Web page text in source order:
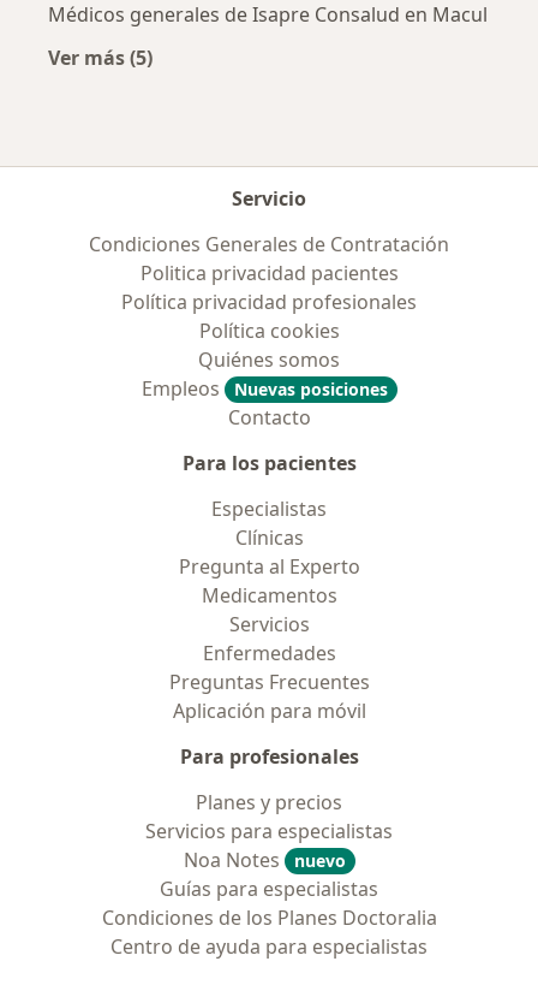
Médicos generales de Isapre Consalud en Macul
Ver más (5)
Servicio
Condiciones Generales de Contratación
Politica privacidad pacientes
Política privacidad profesionales
Política cookies
Quiénes somos
Empleos
Nuevas posiciones
Contacto
Para los pacientes
Especialistas
Clínicas
Pregunta al Experto
Medicamentos
Servicios
Enfermedades
Preguntas Frecuentes
Aplicación para móvil
Para profesionales
Planes y precios
Servicios para especialistas
Noa Notes
nuevo
Guías para especialistas
Condiciones de los Planes Doctoralia
Centro de ayuda para especialistas